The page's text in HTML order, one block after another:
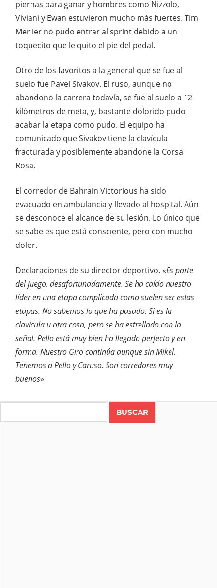
piernas para ganar y hombres como Nizzolo,
Viviani y Ewan estuvieron mucho más fuertes. Tim
Merlier no pudo entrar al sprint debido a un
toquecito que le quito el pie del pedal.
Otro de los favoritos a la general que se fue al
suelo fue Pavel Sivakov. El ruso, aunque no
abandono la carrera todavía, se fue al suelo a 12
kilómetros de meta, y, bastante dolorido pudo
acabar la etapa como pudo. El equipo ha
comunicado que Sivakov tiene la clavícula
fracturada y posiblemente abandone la Corsa
Rosa.
El corredor de Bahrain Victorious ha sido
evacuado en ambulancia y llevado al hospital. Aún
se desconoce el alcance de su lesión. Lo único que
se sabe es que está consciente, pero con mucho
dolor.
Declaraciones de su director deportivo. «Es parte
del juego, desafortunadamente. Se ha caído nuestro
líder en una etapa complicada como suelen ser estas
etapas. No sabemos lo que ha pasado. Si es la
clavícula u otra cosa, pero se ha estrellado con la
señal. Pello está muy bien ha llegado perfecto y en
forma. Nuestro Giro continúa aunque sin Mikel.
Tenemos a Pello y Caruso. Son corredores muy
buenos»